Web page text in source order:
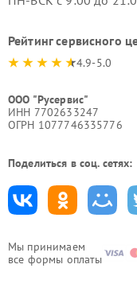
Мы принимаем
все формы оплаты
Рейтинг сервисного
4.9-5.0
ООО "Русервис"
ИНН 7702633247
ОГРН 1077746335776
Поделиться в соц. сетях: